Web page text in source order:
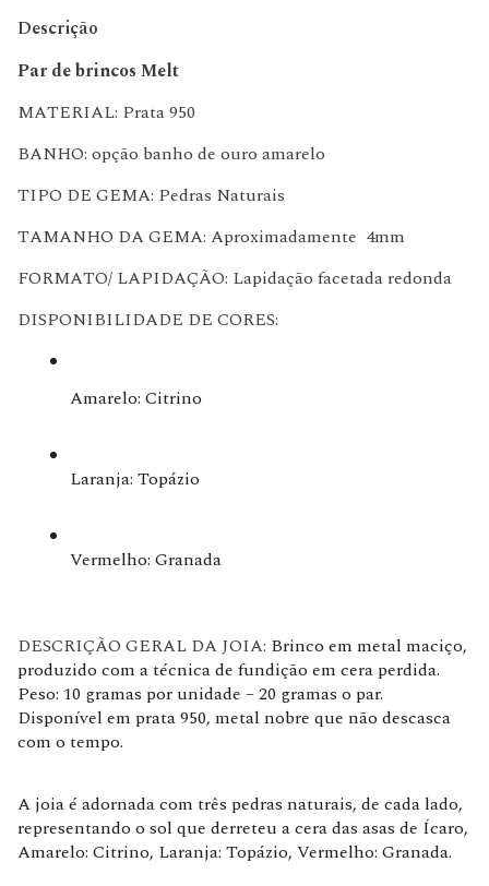
Descrição
Par de brincos Melt
MATERIAL: Prata 950
BANHO: opção banho de ouro amarelo
TIPO DE GEMA: Pedras Naturais
TAMANHO DA GEMA: Aproximadamente 4mm
FORMATO/ LAPIDAÇÃO: Lapidação facetada redonda
DISPONIBILIDADE DE CORES:
Amarelo: Citrino
Laranja: Topázio
Vermelho: Granada
DESCRIÇÃO GERAL DA JOIA: Brinco em metal maciço,
produzido com a técnica de fundição em cera perdida.
Peso: 10 gramas por unidade – 20 gramas o par.
Disponível em prata 950, metal nobre que não descasca
com o tempo.
A joia é adornada com três pedras naturais, de cada lado,
representando o sol que derreteu a cera das asas de Ícaro,
Amarelo: Citrino, Laranja: Topázio, Vermelho: Granada.